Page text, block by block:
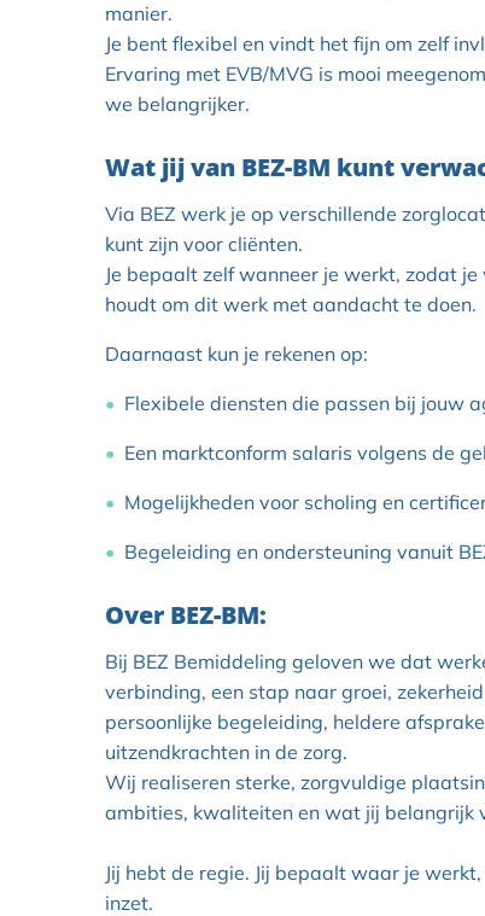
manier.
Je bent flexibel en vindt het fijn om zelf
Ervaring met EVB/MVG is mooi
we belangrijker.
Wat jij van BEZ-BM kunt
Via BEZ werk je op verschillende
kunt zijn voor cliënten.
Je bepaalt zelf wanneer je werkt, zodat
houdt om dit werk met aandacht te doen.
Daarnaast kun je rekenen op:
Flexibele diensten die passen bij jouw
Een marktconform salaris volgens de
Mogelijkheden voor scholing en
Begeleiding en ondersteuning vanuit
Over BEZ-BM:
Bij BEZ Bemiddeling geloven we dat
verbinding, een stap naar groei,
persoonlijke begeleiding, heldere
uitzendkrachten in de zorg.
Wij realiseren sterke, zorgvuldige
ambities, kwaliteiten en wat jij belangrijk
Jij hebt de regie. Jij bepaalt waar je
inzet.